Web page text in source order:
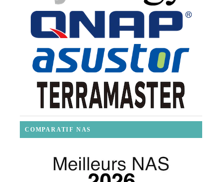
COMPARATIF NAS